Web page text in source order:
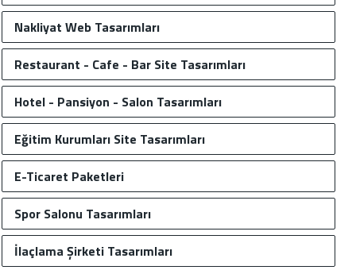
Nakliyat Web Tasarımları
Restaurant - Cafe - Bar Site Tasarımları
Hotel - Pansiyon - Salon Tasarımları
Eğitim Kurumları Site Tasarımları
E-Ticaret Paketleri
Spor Salonu Tasarımları
İlaçlama Şirketi Tasarımları